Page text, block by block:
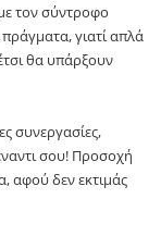
τον σύντροφο
γιατί απλά
θα υπάρξουν
συνεργασίες,
σου! Προσοχή
αφού δεν εκτιμάς